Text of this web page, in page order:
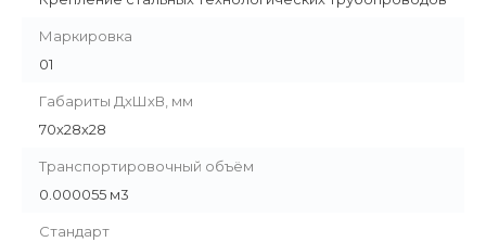
Маркировка
01
Габариты ДхШхВ, мм
70х28х28
Транспортировочный объём
0.000055 м3
Стандарт